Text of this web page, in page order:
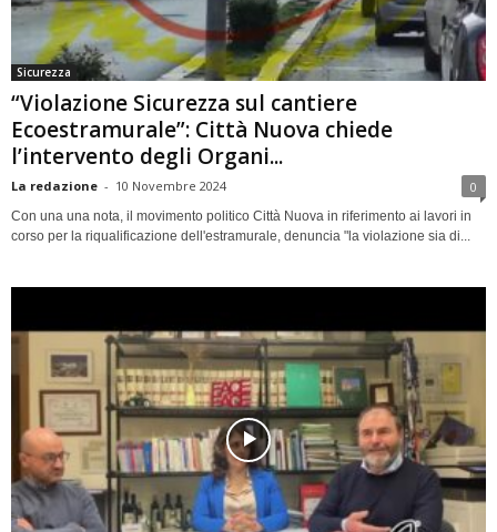
Sicurezza
“Violazione Sicurezza sul cantiere
Ecoestramurale”: Città Nuova chiede
l’intervento degli Organi...
La redazione - 10 Novembre 2024 0
Con una una nota, il movimento politico Città Nuova in riferimento ai lavori in
corso per la riqualificazione dell'estramurale, denuncia "la violazione sia di...